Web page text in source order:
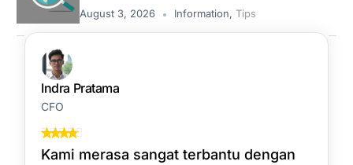
August 3, 2026 Information, Tips
Indra Pratama
CFO
Kami merasa sangat terbantu dengan